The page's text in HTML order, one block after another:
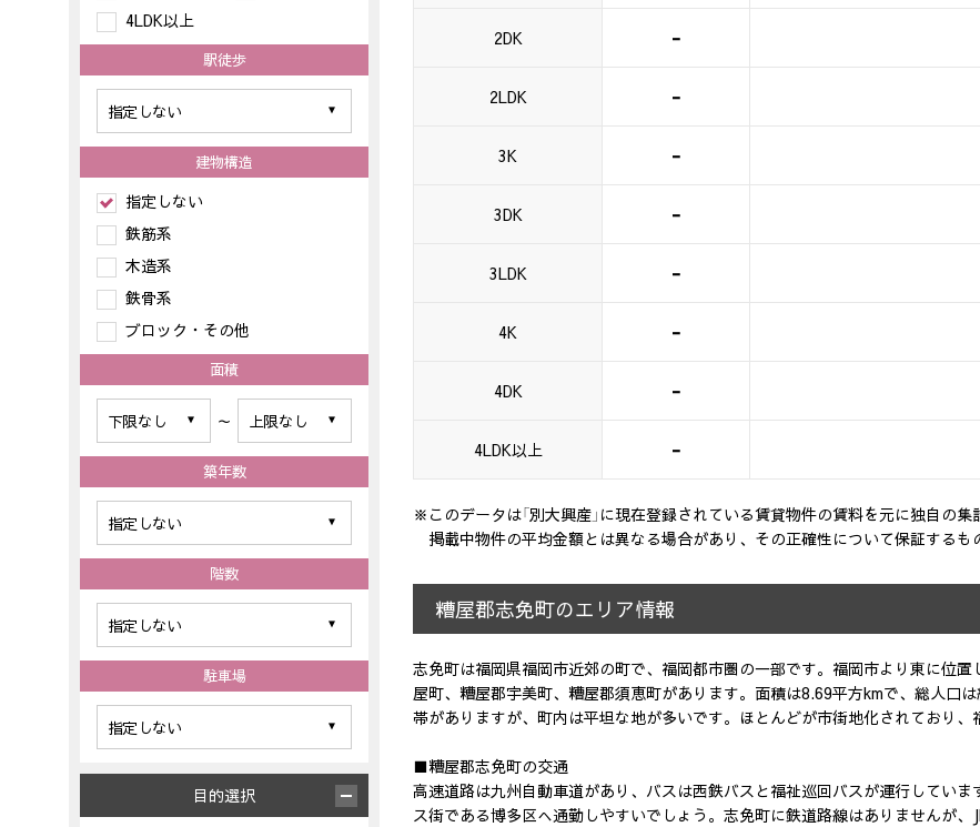
4LDK以上
駅徒歩
建物構造
指定しない
鉄筋系
木造系
鉄骨系
ブロック・その他
面積
～
築年数
階数
駐車場
目的選択
2DK -
2LDK -
3K -
3DK -
3LDK -
4K -
4DK -
4LDK以上 -
※このデータは「別大興産」に現在登録されている賃貸物件の賃料を元に独自の集
掲載中物件の平均金額とは異なる場合があり、その正確性について保証するも
糟屋郡志免町のエリア情報
志免町は福岡県福岡市近郊の町で、福岡都市圏の一部です。福岡市より東に位
屋町、糟屋郡宇美町、糟屋郡須恵町があります。面積は8.69平方kmで、総人口
帯がありますが、町内は平坦な地が多いです。ほとんどが市街地化されており、
■糟屋郡志免町の交通
高速道路は九州自動車道があり、バスは西鉄バスと福祉巡回バスが運行してい
ス街である博多区へ通勤しやすいでしょう。志免町に鉄道路線はありませんが